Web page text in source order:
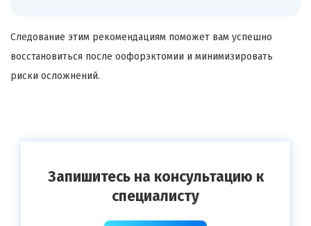
Следование этим рекомендациям поможет вам успешно
восстановиться после оофорэктомии и минимизировать
риски осложнений.
Запишитесь на консультацию к
специалисту